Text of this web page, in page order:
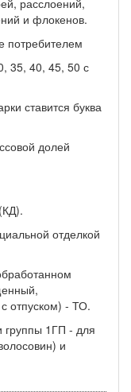
и флокенов.
потребителем
35, 40, 45, 50 с
ставится буква
долей
отделкой
отпуском) - ТО.
группы 1ГП - для
и